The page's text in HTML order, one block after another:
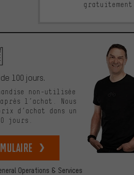
Operations & Services
100 jours.
non-utilisée
l’achat. Nous
d’achat dans un
jours.